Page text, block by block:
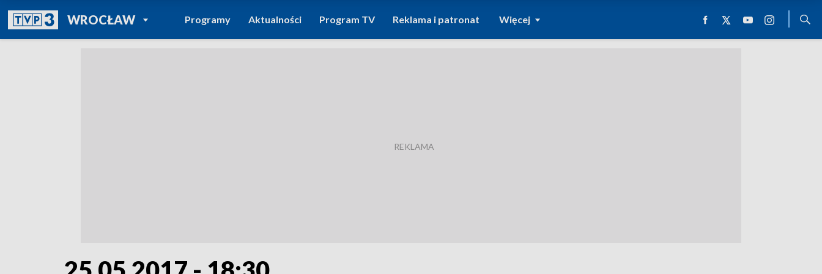
WROCŁAWPOWRÓT DO
TVP REGIONY
Programy Aktualności Program TV Reklama i patronat Więcej